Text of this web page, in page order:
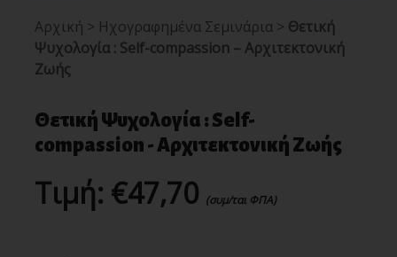
Αρχική > Ηχογραφημένα Σεμινάρια > Θετική
Ψυχολογία : Self-compassion – Αρχιτεκτονική
Ζωής
Θετική Ψυχολογία : Self-
compassion - Αρχιτεκτονική Ζωής
Τιμή: €47,70 (συμ/ται ΦΠΑ)